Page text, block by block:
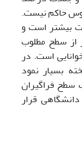
حاکم نیست.
بیشتر است و
سطح مطلوب
است. در
بسیار نمود
فراگیران
قرار